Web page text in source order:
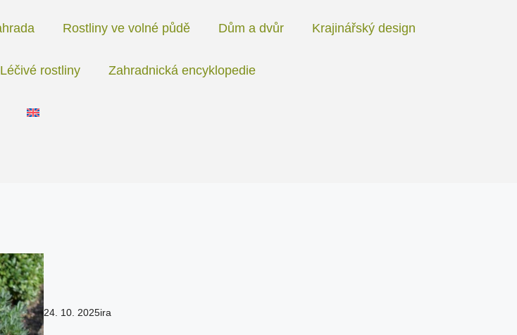
Rostliny ve volné půdě Dům a dvůr Krajinářský design
Léčivé rostliny Zahradnická encyklopedie
24. 10. 2025ira